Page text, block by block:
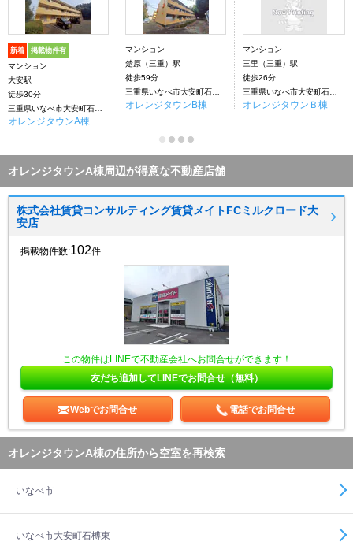
新着 掲載物件有
マンション
大安駅
徒歩30分
オレンジタウンA棟
マンション
楚原（三重）駅
徒歩59分
オレンジタウンB棟
マンション
三里（三重）駅
徒歩26分
オレンジタウンＢ棟
オレンジタウンA棟周辺が得意な不動産店舗
株式会社賃貸コンサルティング賃貸メイトFCミルクロード大
安店
掲載物件数:102件
この物件はLINEで不動産会社へお問合せができます！
友だち追加してLINEでお問合せ（無料）
Webでお問合せ 電話でお問合せ
オレンジタウンA棟の住所から空室を再検索
いなべ市
いなべ市大安町石榑東